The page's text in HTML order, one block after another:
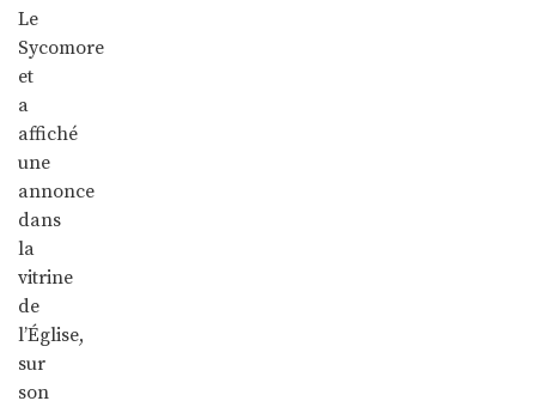
Le
Sycomore
et
a
affiché
une
annonce
dans
la
vitrine
de
l’Église,
sur
son